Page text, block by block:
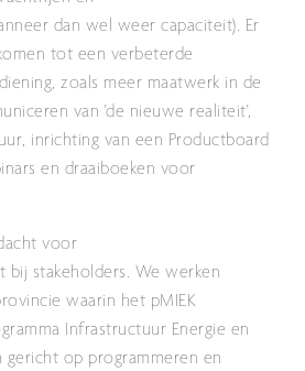
dan wel weer capaciteit). Er
tot een verbeterde
zoals meer maatwerk in de
van 'de nieuwe realiteit',
inrichting van een Productboard
en draaiboeken voor
voor
bij stakeholders. We werken
waarin het pMIEK
Infrastructuur Energie en
gericht op programmeren en